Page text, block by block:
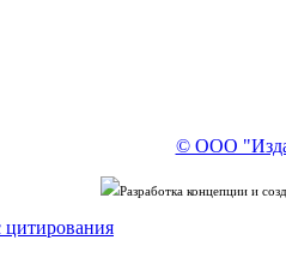
© ООО
Разработка концепции и